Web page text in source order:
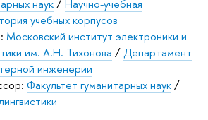
наук/Научно-учебная
учебных корпусов
Московский институт электроники и
им. А.Н. Тихонова /Департамент
инженерии
Факультет гуманитарных наук/